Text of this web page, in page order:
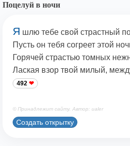
Поцелуй в ночи
Я шлю тебе свой страстный
Пусть он тебя согреет этой
Горячей страстью томных
Лаская взор твой милый,
492
© Принадлежит сайту. Автор: ualer
Создать открытку